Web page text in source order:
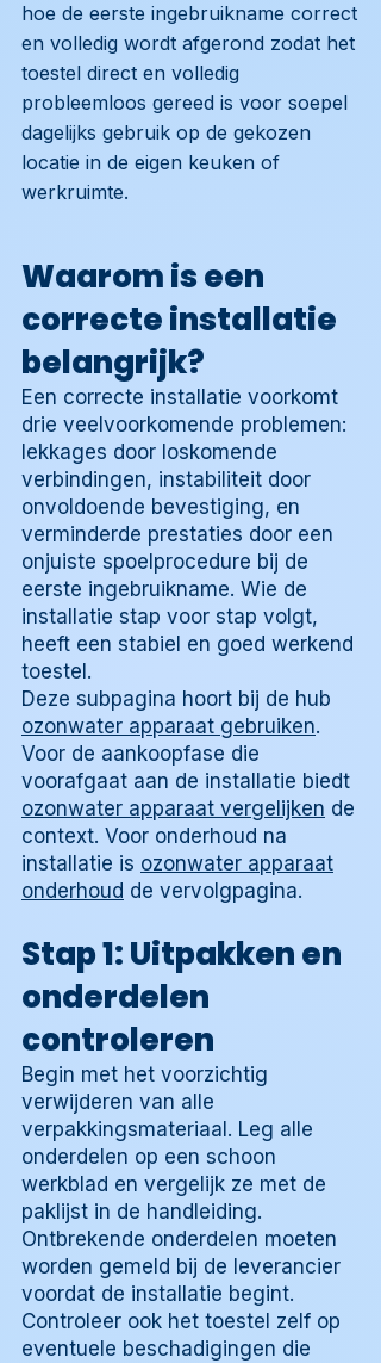
hoe de eerste ingebruikname correct
en volledig wordt afgerond zodat het
toestel direct en volledig
probleemloos gereed is voor soepel
dagelijks gebruik op de gekozen
locatie in de eigen keuken of
werkruimte.
Waarom is een
correcte installatie
belangrijk?
Een correcte installatie voorkomt
drie veelvoorkomende problemen:
lekkages door loskomende
verbindingen, instabiliteit door
onvoldoende bevestiging, en
verminderde prestaties door een
onjuiste spoelprocedure bij de
eerste ingebruikname. Wie de
installatie stap voor stap volgt,
heeft een stabiel en goed werkend
toestel.
Deze subpagina hoort bij de hub
ozonwater apparaat gebruiken.
Voor de aankoopfase die
voorafgaat aan de installatie biedt
ozonwater apparaat vergelijken de
context. Voor onderhoud na
installatie is ozonwater apparaat
onderhoud de vervolgpagina.
Stap 1: Uitpakken en
onderdelen
controleren
Begin met het voorzichtig
verwijderen van alle
verpakkingsmateriaal. Leg alle
onderdelen op een schoon
werkblad en vergelijk ze met de
paklijst in de handleiding.
Ontbrekende onderdelen moeten
worden gemeld bij de leverancier
voordat de installatie begint.
Controleer ook het toestel zelf op
eventuele beschadigingen die